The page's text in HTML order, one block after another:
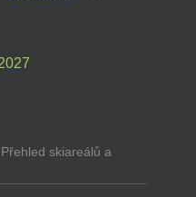
Přehled skiareálů a